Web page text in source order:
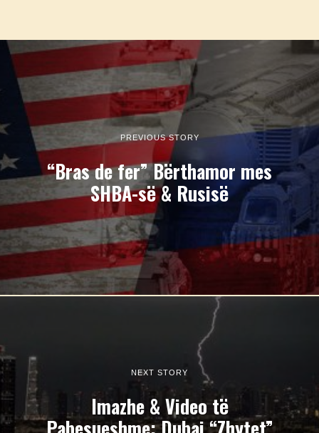
PREVIOUS STORY
“Bras de fer” Bërthamor mes
SHBA-së & Rusisë
NEXT STORY
Imazhe & Video të